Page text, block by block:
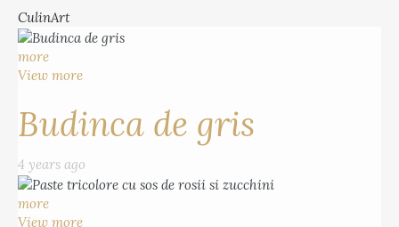
CulinArt
more
View more
Budinca de gris
4 years ago
more
View more